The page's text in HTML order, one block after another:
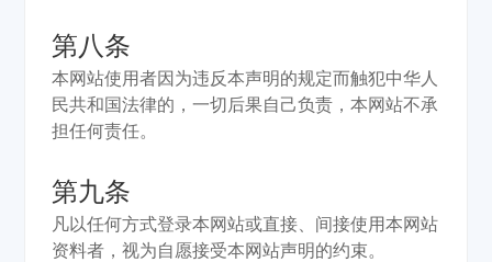
第八条
本网站使用者因为违反本声明的规定而触犯中华人
民共和国法律的，一切后果自己负责，本网站不承
担任何责任。
第九条
凡以任何方式登录本网站或直接、间接使用本网站
资料者，视为自愿接受本网站声明的约束。